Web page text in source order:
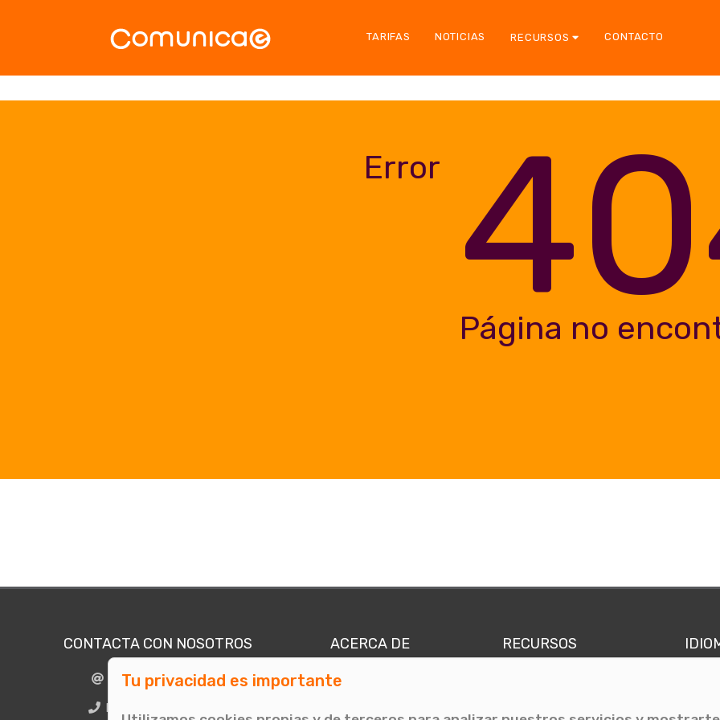
TARIFAS NOTICIAS RECURSOS CONTACTO
Error
Página no
CONTACTA CON NOSOTROS
info@comunicae.com
BCN + 34 931 702 774
ACERCA DE
Quiénes somos
RECURSOS
Tu privacidad es importante